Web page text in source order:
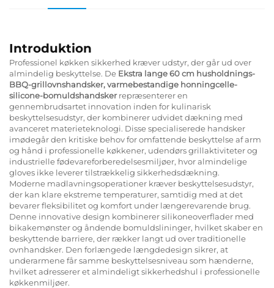
Introduktion
Professionel køkken sikkerhed kræver udstyr, der går ud over
almindelig beskyttelse. De Ekstra lange 60 cm husholdnings-
BBQ-grillovnshandsker, varmebestandige honningcelle-
silicone-bomuldshandskerrepræsenterer en
gennembrudsartet innovation inden for kulinarisk
beskyttelsesudstyr, der kombinerer udvidet dækning med
avanceret materieteknologi. Disse specialiserede handsker
imødegår den kritiske behov for omfattende beskyttelse af arm
og hånd i professionelle køkkener, udendørs grillaktiviteter og
industrielle fødevareforberedelsesmiljøer, hvor almindelige
gloves ikke leverer tilstrækkelig sikkerhedsdækning.
Moderne madlavningsoperationer kræver beskyttelsesudstyr,
der kan klare ekstreme temperaturer, samtidig med at det
bevarer fleksibilitet og komfort under længerevarende brug.
Denne innovative design kombinerer silikoneoverflader med
bikakemønster og åndende bomuldslininger, hvilket skaber en
beskyttende barriere, der rækker langt ud over traditionelle
ovnhandsker. Den forlængede længdedesign sikrer, at
underarmene får samme beskyttelsesniveau som hænderne,
hvilket adresserer et almindeligt sikkerhedshul i professionelle
køkkenmiljøer.